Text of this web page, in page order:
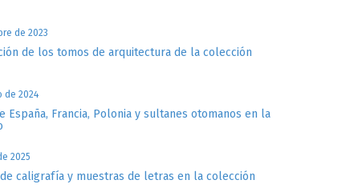
de 2023
de los tomos de arquitectura de la colección
de 2024
España, Francia, Polonia y sultanes otomanos en la
2025
caligrafía y muestras de letras en la colección